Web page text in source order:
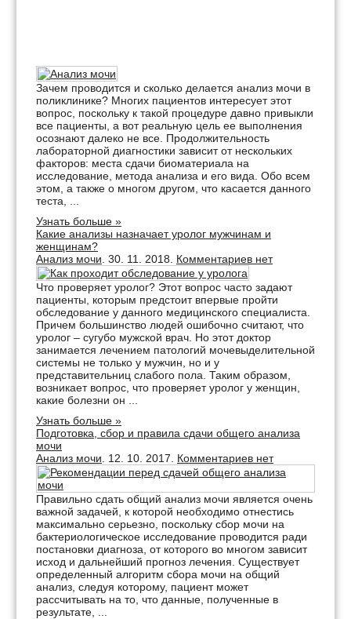
Зачем проводится и сколько делается анализ мочи в
поликлинике? Многих пациентов интересует этот
вопрос, поскольку к такой процедуре давно привыкли
все пациенты, а вот реальную цель ее выполнения
осознают далеко не все. Продолжительность
лабораторной диагностики зависит от нескольких
факторов: места сдачи биоматериала на
исследование, метода анализа и его вида. Обо всем
этом, а также о многом другом, что касается данного
теста, ...
Узнать больше »
Какие анализы назначает уролог мужчинам и
женщинам?
Анализ мочи . 30. 11. 2018. Комментариев нет
Что проверяет уролог? Этот вопрос часто задают
пациенты, которым предстоит впервые пройти
обследование у данного медицинского специалиста.
Причем большинство людей ошибочно считают, что
уролог – сугубо мужской врач. Но этот доктор
занимается лечением патологий мочевыделительной
системы не только у мужчин, но и у
представительниц слабого пола. Таким образом,
возникает вопрос, что проверяет уролог у женщин,
какие болезни он ...
Узнать больше »
Подготовка, сбор и правила сдачи общего анализа
мочи
Анализ мочи . 12. 10. 2017. Комментариев нет
Правильно сдать общий анализ мочи является очень
важной задачей, к которой необходимо отнестись
максимально серьезно, поскольку сбор мочи на
бактериологическое исследование проводится ради
постановки диагноза, от которого во многом зависит
исход и дальнейший прогноз лечения. Существует
определенный алгоритм сбора мочи на общий
анализ, следуя которому, пациент может
рассчитывать на то, что данные, полученные в
результате, ...